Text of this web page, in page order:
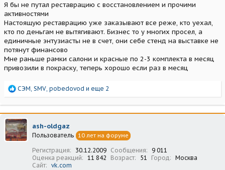
Я бы не путал реставрацию с восстановлением и прочими
активностями
Настоящую реставрацию уже заказывают все реже, кто уехал,
кто по деньгам не вытягивают. Бизнес то у многих просел, а
единичные энтузиасты не в счет, они себе стенд на выставке не
потянут финансово
Мне раньше рамки салони и красные по 2-3 комплекта в месяц
привозили в покраску, теперь хорошо если раз в месяц
Р
а
к
ц
и
и
СЭМ, SMV, pobedovod и еще 2
ash-oldgaz
Пользователь 10 лет на форуме
Регистрация 30.12.2009 Сообщения
9 011
Оценка реакций
11 842 Возраст 51 Город
Москва
Сайт
vk.com